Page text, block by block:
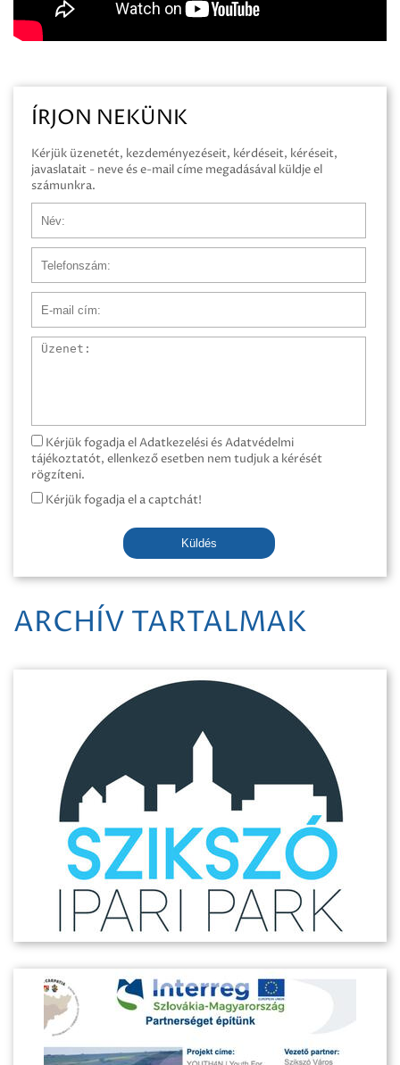
ÍRJON NEKÜNK
Kérjük üzenetét, kezdeményezéseit, kérdéseit, kéréseit,
javaslatait - neve és e-mail címe megadásával küldje el
számunkra.
Üzenet
Kérjük fogadja el Adatkezelési és Adatvédelmi
tájékoztatót, ellenkező esetben nem tudjuk a kérését
rögzíteni.
Kérjük fogadja el a captchát!
Küldés
ARCHÍV TARTALMAK